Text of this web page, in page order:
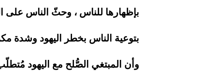
بإظهارها للناس ، وحثّ الناس على
بتوعية الناس بخطر اليهود وشدة
وأن المبتغي الصُّلح مع اليهود